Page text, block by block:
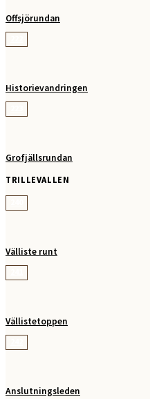
Offsjörundan
Historievandringen
Grofjällsrundan
TRILLEVALLEN
Välliste runt
Vällistetoppen
Anslutningsleden